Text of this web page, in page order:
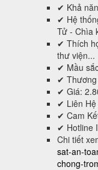
✔ Khả
✔ Hệ
Tử - Chìa
✔ Thích
thư viện...
✔ Mầu
✔ Thương
✔ Giá:
✔ Liên Hệ
✔ Cam
✔ Hotline
Chi tiết
sat-an-
chong-